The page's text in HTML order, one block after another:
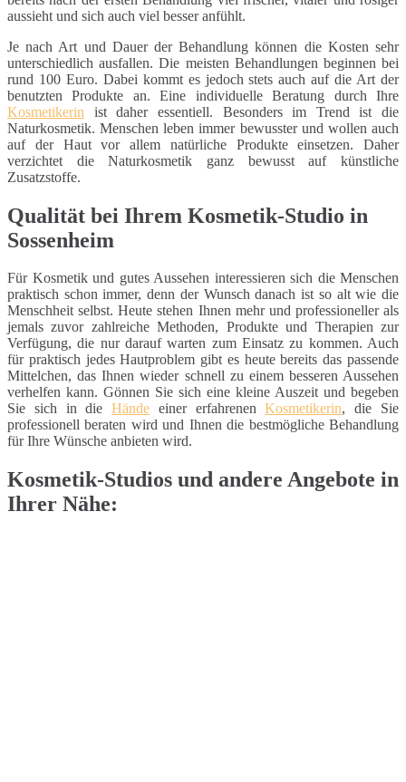
aussieht und sich auch viel besser anfühlt.
Je nach Art und Dauer der Behandlung können die Kosten sehr
unterschiedlich ausfallen. Die meisten Behandlungen beginnen bei
rund 100 Euro. Dabei kommt es jedoch stets auch auf die Art der
benutzten Produkte an. Eine individuelle Beratung durch Ihre
Kosmetikerin ist daher essentiell. Besonders im Trend ist die
Naturkosmetik. Menschen leben immer bewusster und wollen auch
auf der Haut vor allem natürliche Produkte einsetzen. Daher
verzichtet die Naturkosmetik ganz bewusst auf künstliche
Zusatzstoffe.
Qualität bei Ihrem Kosmetik-Studio in
Sossenheim
Für Kosmetik und gutes Aussehen interessieren sich die Menschen
praktisch schon immer, denn der Wunsch danach ist so alt wie die
Menschheit selbst. Heute stehen Ihnen mehr und professioneller als
jemals zuvor zahlreiche Methoden, Produkte und Therapien zur
Verfügung, die nur darauf warten zum Einsatz zu kommen. Auch
für praktisch jedes Hautproblem gibt es heute bereits das passende
Mittelchen, das Ihnen wieder schnell zu einem besseren Aussehen
verhelfen kann. Gönnen Sie sich eine kleine Auszeit und begeben
Sie sich in dieHände einer erfahrenenKosmetikerin, die Sie
professionell beraten wird und Ihnen die bestmögliche Behandlung
für Ihre Wünsche anbieten wird.
Kosmetik-Studios und andere Angebote in
Ihrer Nähe: